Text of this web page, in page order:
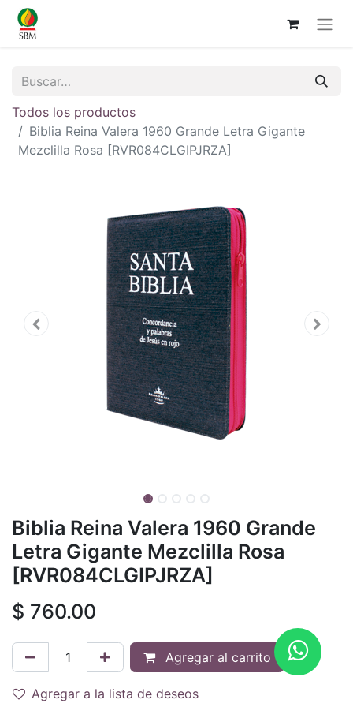
Todos los productos
Biblia Reina Valera 1960 Grande Letra Gigante
Mezclilla Rosa [RVR084CLGIPJRZA]
Biblia Reina Valera 1960 Grande
Letra Gigante Mezclilla Rosa
[RVR084CLGIPJRZA]
$ 760.00
Agregar al carrito
Agregar a la lista de deseos